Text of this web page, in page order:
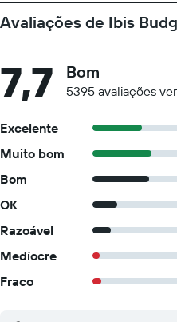
Avaliações de Ibis
7,7 Bom
5395 avaliações
Excelente
Muito bom
Bom
OK
Razoável
Medíocre
Fraco